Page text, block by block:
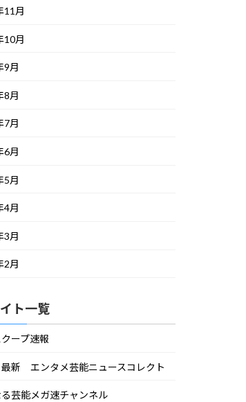
11月
10月
9月
8月
7月
6月
5月
4月
3月
2月
ト一覧
ープ速報
新 エンタメ芸能ニュースコレクト
芸能メガ速チャンネル